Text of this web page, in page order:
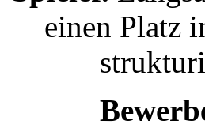
einen Platz